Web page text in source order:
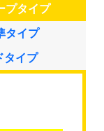
プタイプ
タイプ
タイプ